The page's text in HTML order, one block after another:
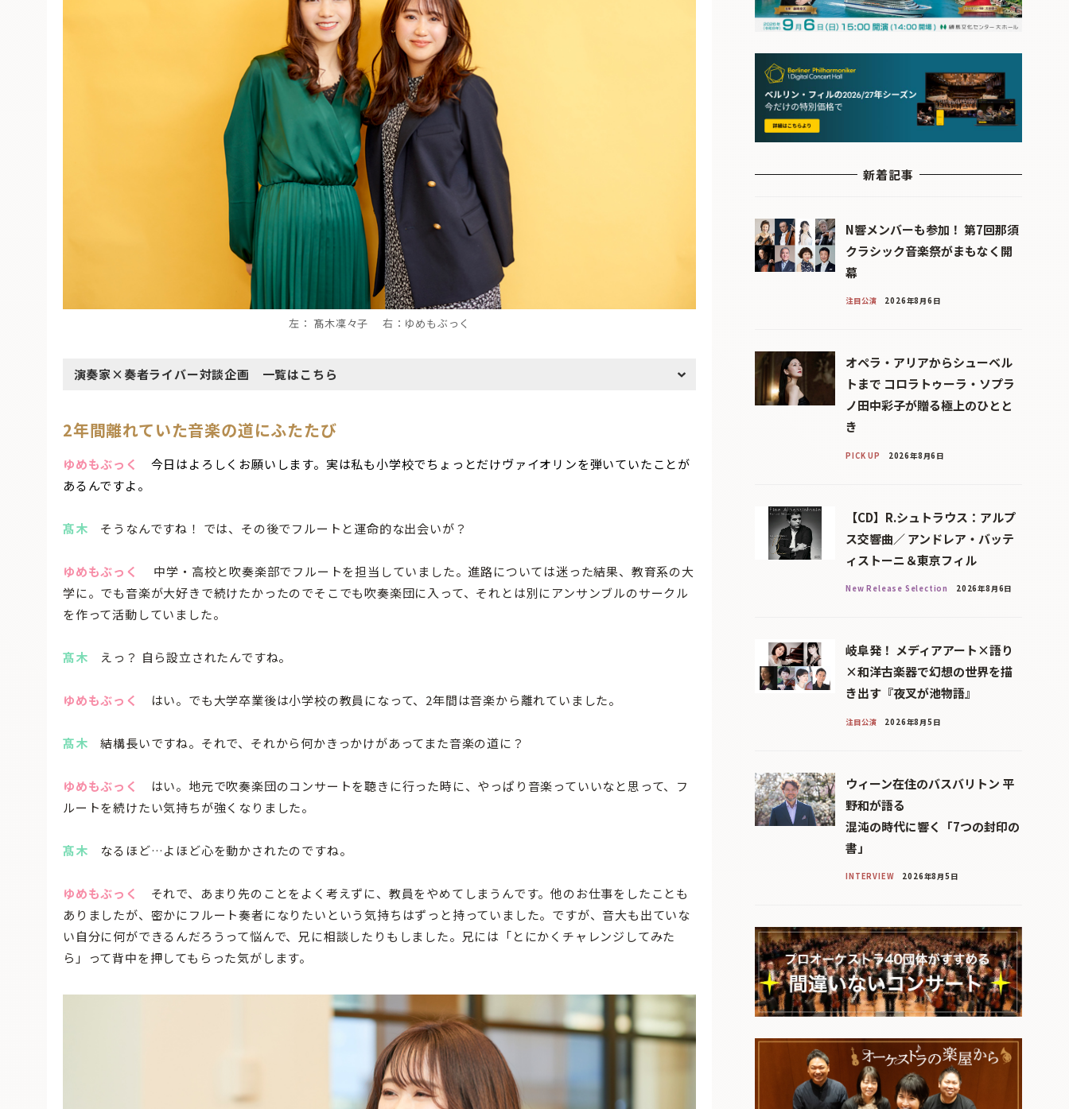
左： 髙木凜々子 右：ゆめもぶっく
演奏家×奏者ライバー対談企画 一覧はこちら
2年間離れていた音楽の道にふたたび
ゆめもぶっく
今日はよろしくお願いします。実は私も小学校でちょっとだけヴァイオリンを弾いていたことが
あるんですよ。
髙木 そうなんですね！ では、その後でフルートと運命的な出会いが？
ゆめもぶっく
中学・高校と吹奏楽部でフルートを担当していました。進路については迷った結果、教育系の大
学に。でも音楽が大好きで続けたかったのでそこでも吹奏楽団に入って、それとは別にアンサンブルのサークル
を作って活動していました。
髙木 えっ？ 自ら設立されたんですね。
ゆめもぶっく はい。でも大学卒業後は小学校の教員になって、2年間は音楽から離れていました。
髙木 結構長いですね。それで、それから何かきっかけがあってまた音楽の道に？
ゆめもぶっく
はい。地元で吹奏楽団のコンサートを聴きに行った時に、やっぱり音楽っていいなと思って、フ
ルートを続けたい気持ちが強くなりました。
髙木 なるほど…よほど心を動かされたのですね。
ゆめもぶっく
それで、あまり先のことをよく考えずに、教員をやめてしまうんです。他のお仕事をしたことも
ありましたが、密かにフルート奏者になりたいという気持ちはずっと持っていました。ですが、音大も出ていな
い自分に何ができるんだろうって悩んで、兄に相談したりもしました。兄には「とにかくチャレンジしてみた
ら」って背中を押してもらった気がします。
新着記事
N響メンバーも参加！ 第7回那須
クラシック音楽祭がまもなく開
幕
注目公演 2026年8月6日
オペラ・アリアからシューベル
トまで コロラトゥーラ・ソプラ
ノ田中彩子が贈る極上のひとと
き
PICK UP 2026年8月6日
【CD】R.シュトラウス：アルプ
ス交響曲／ アンドレア・バッテ
ィストーニ＆東京フィル
New Release Selection 2026年8月6日
岐阜発！ メディアアート×語り
×和洋古楽器で幻想の世界を描
き出す『夜叉が池物語』
注目公演 2026年8月5日
ウィーン在住のバスバリトン 平
野和が語る
混沌の時代に響く「7つの封印の
書」
INTERVIEW 2026年8月5日